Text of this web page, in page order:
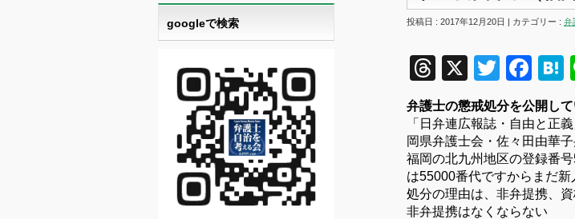
投稿日 : 2017年12月20日 | カテゴリー : 弁
Threads
X Twitter
弁護士の懲戒処分を公開し
「日弁連広報誌・自由と正義
岡県弁護士会・佐々田由華
福岡の北九州地区の登録番
は55000番代ですからまだ
処分の理由は、非弁提携、
非弁提携はなくならない
googleで検索